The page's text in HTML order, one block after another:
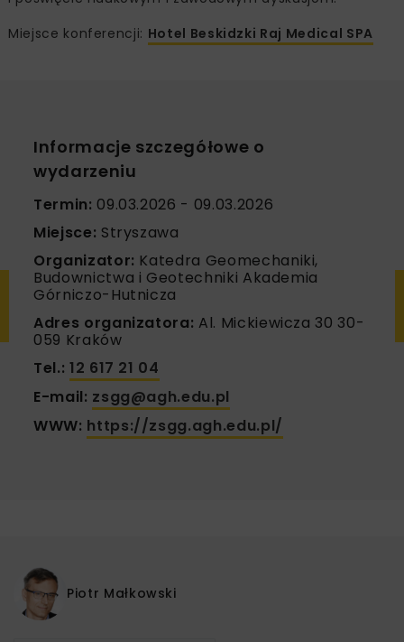
Miejsce konferencji: Hotel Beskidzki Raj Medical SPA
Informacje szczegółowe o
wydarzeniu
Termin: 09.03.2026 - 09.03.2026
Miejsce: Stryszawa
Organizator: Katedra Geomechaniki,
Budownictwa i Geotechniki Akademia
Górniczo-Hutnicza
Adres organizatora: Al. Mickiewicza 30 30-
059 Kraków
Tel.: 12 617 21 04
E-mail: zsgg@agh.edu.pl
WWW: https://zsgg.agh.edu.pl/
Piotr Małkowski